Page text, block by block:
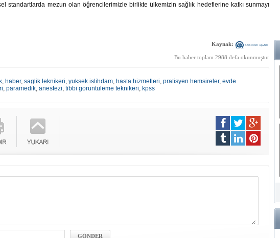
standartlarda mezun olan öğrencilerimizle birlikte ülkemizin sağlık hedeflerine katkı sunmayı
Kaynak:
Bu haber toplam 2988 defa okunmuştur
, haber, saglik teknikeri, yuksek istihdam, hasta hizmetleri, pratisyen hemsireler, evde
, paramedik, anestezi, tibbi goruntuleme teknikeri, kpss